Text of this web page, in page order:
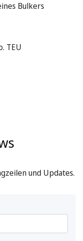
Bulkers
TEU
und Updates.